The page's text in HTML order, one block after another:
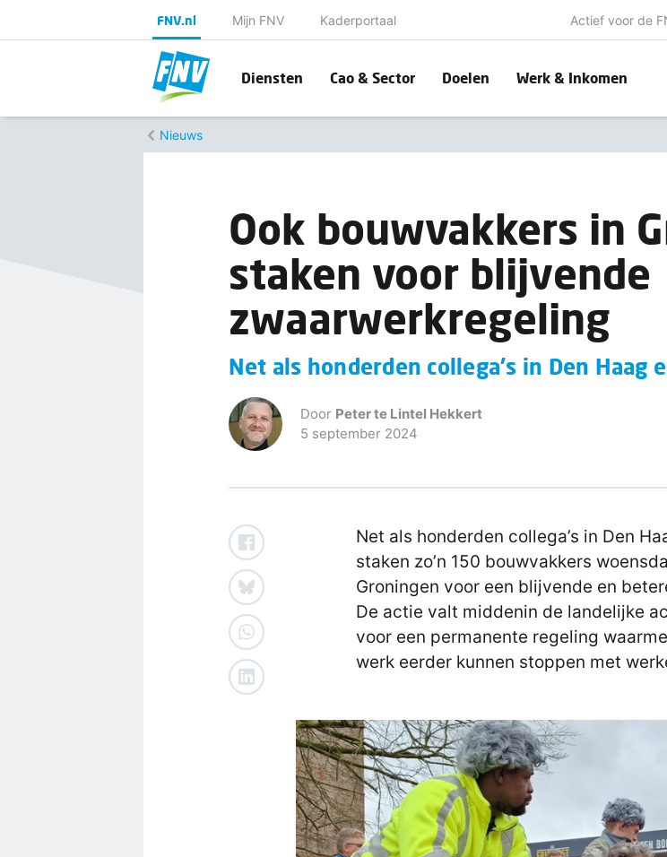
FNV.nl Mijn FNV Kaderportaal Actief voor de
Diensten Cao & Sector Doelen Werk & Inkomen
Nieuws
Ook bouwvakkers in
staken voor blijvende
zwaarwerkregeling
Net als honderden collega's in Den Haag
Door Peter te Lintel Hekkert
5 september 2024
Net als honderden collega’s in Den
staken zo’n 150 bouwvakkers
Groningen voor een blijvende en
De actie valt middenin de landelijke
voor een permanente regeling
werk eerder kunnen stoppen met